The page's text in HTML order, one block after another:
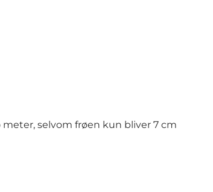
selvom frøen kun bliver 7 cm